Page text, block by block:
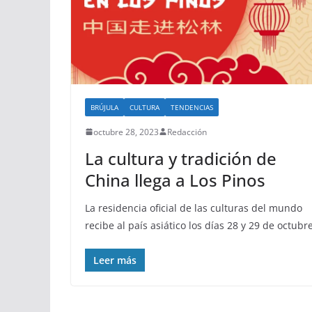
BRÚJULA CULTURA TENDENCIAS
octubre 28, 2023 Redacción
La cultura y tradición de
China llega a Los Pinos
La residencia oficial de las culturas del mundo
recibe al país asiático los días 28 y 29 de
Leer más